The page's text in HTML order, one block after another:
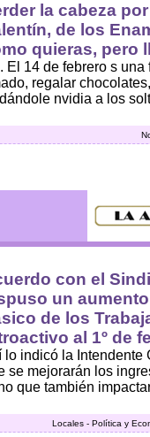
la cabeza
de los
quieras, pero
El 14 de febrero s
regalar
nvidia a los
con el
un
de los
al 1º de
lo indicó la Intendente
se mejorarán los
que también
Locales - Política y